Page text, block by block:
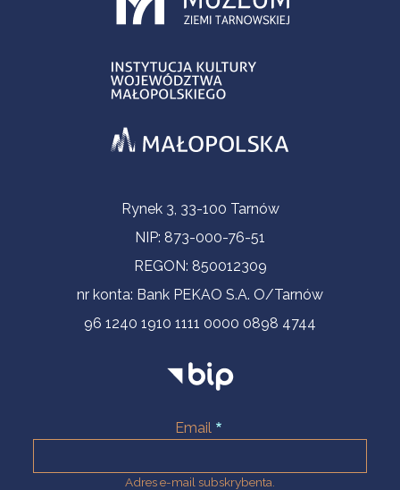
Informacje kontaktoweRynek 3, 33-100 Tarnów
NIP: 873-000-76-51
REGON: 850012309
nr konta: Bank PEKAO S.A. O/Tarnów
96 1240 1910 1111 0000 0898 4744
Email
Adres e-mail subskrybenta.